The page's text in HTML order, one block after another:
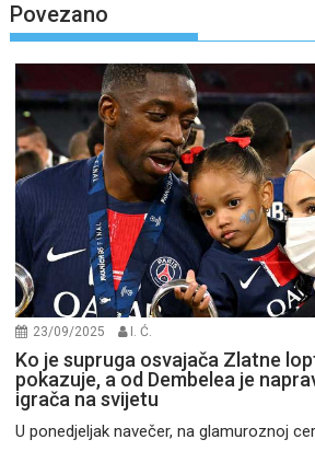
Povezano
23/09/2025 I. Ć.
Ko je supruga osvajača Zlatne
pokazuje, a od Dembelea je
igrača na svijetu
U ponedjeljak navečer, na glamuroznoj